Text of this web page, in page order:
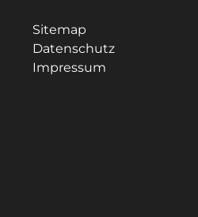
Sitemap
Datenschutz
Impressum